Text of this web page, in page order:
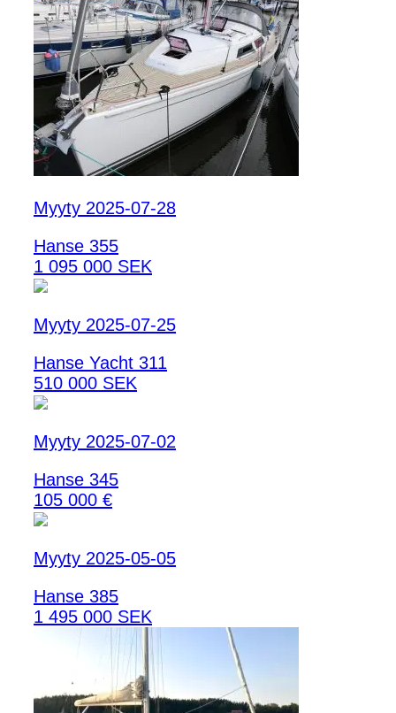
Myyty 2025-07-28
Hanse 355
1 095 000 SEK
Myyty 2025-07-25
Hanse Yacht 311
510 000 SEK
Myyty 2025-07-02
Hanse 345
105 000 €
Myyty 2025-05-05
Hanse 385
1 495 000 SEK